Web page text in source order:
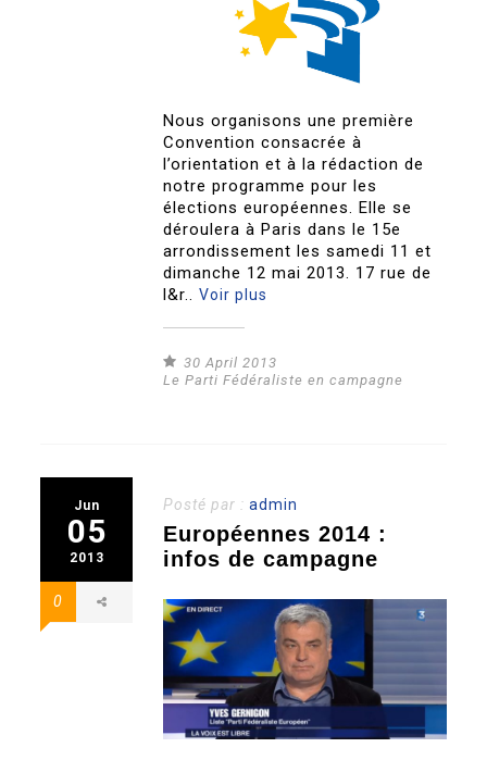
Nous organisons une première
Convention consacrée à
l’orientation et à la rédaction de
notre programme pour les
élections européennes. Elle se
déroulera à Paris dans le 15e
arrondissement les samedi 11 et
dimanche 12 mai 2013. 17 rue de
l&r..Voir plus
30 April 2013
Le Parti Fédéraliste en campagne
Jun
05
2013
0
Posté par :admin
Européennes 2014 :
infos de campagne